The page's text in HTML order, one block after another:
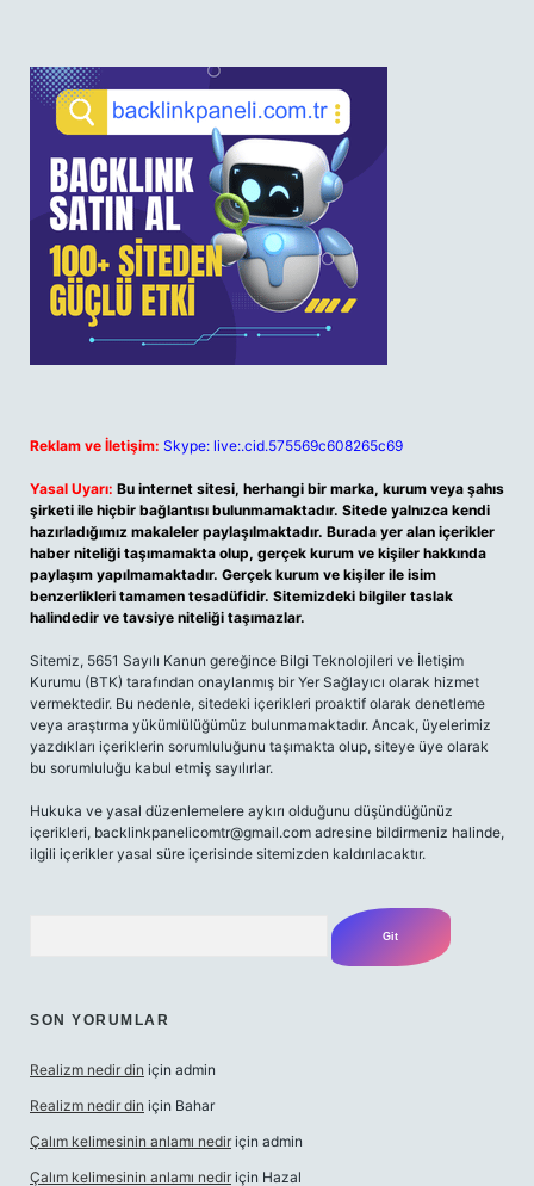
Reklam ve İletişim: Skype: live:.cid.575569c608265c69
Yasal Uyarı: Bu internet sitesi, herhangi bir marka, kurum veya şahıs
şirketi ile hiçbir bağlantısı bulunmamaktadır. Sitede yalnızca kendi
hazırladığımız makaleler paylaşılmaktadır. Burada yer alan içerikler
haber niteliği taşımamakta olup, gerçek kurum ve kişiler hakkında
paylaşım yapılmamaktadır. Gerçek kurum ve kişiler ile isim
benzerlikleri tamamen tesadüfidir. Sitemizdeki bilgiler taslak
halindedir ve tavsiye niteliği taşımazlar.
Sitemiz, 5651 Sayılı Kanun gereğince Bilgi Teknolojileri ve İletişim
Kurumu (BTK) tarafından onaylanmış bir Yer Sağlayıcı olarak hizmet
vermektedir. Bu nedenle, sitedeki içerikleri proaktif olarak denetleme
veya araştırma yükümlülüğümüz bulunmamaktadır. Ancak, üyelerimiz
yazdıkları içeriklerin sorumluluğunu taşımakta olup, siteye üye olarak
bu sorumluluğu kabul etmiş sayılırlar.
Hukuka ve yasal düzenlemelere aykırı olduğunu düşündüğünüz
içerikleri, backlinkpanelicomtr@gmail.com adresine bildirmeniz halinde,
ilgili içerikler yasal süre içerisinde sitemizden kaldırılacaktır.
SON YORUMLAR
Realizm nedir din için admin
Realizm nedir din için Bahar
Çalım kelimesinin anlamı nedir için admin
Çalım kelimesinin anlamı nedir için Hazal